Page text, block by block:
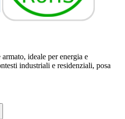
ideale per energia e
industriali e residenziali, posa